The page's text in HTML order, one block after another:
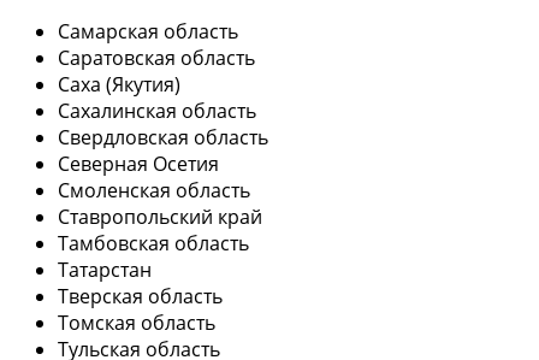
Самарская область
Саратовская область
Саха (Якутия)
Сахалинская область
Свердловская область
Северная Осетия
Смоленская область
Ставропольский край
Тамбовская область
Татарстан
Тверская область
Томская область
Тульская область